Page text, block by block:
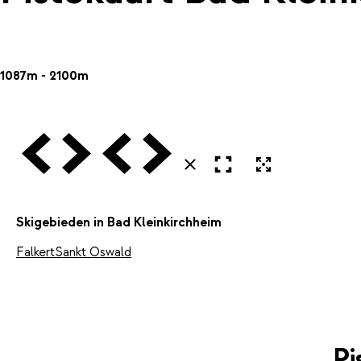
1087m - 2100m
Vorige VolgendeVorige Volgende
SluitenOpen in volledig scherm
Skigebieden in Bad Kleinkirchheim
FalkertSankt Oswald